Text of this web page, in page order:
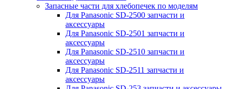
Запасные части для хлебопечек по моделям
Для Panasonic SD-2500 запчасти и
аксессуары
Для Panasonic SD-2501 запчасти и
аксессуары
Для Panasonic SD-2510 запчасти и
аксессуары
Для Panasonic SD-2511 запчасти и
аксессуары